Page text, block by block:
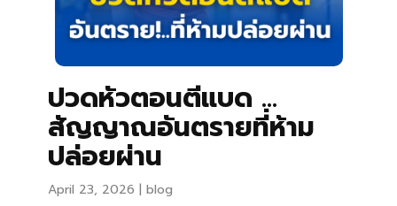
ปวดหัวตอนตีแบด …
สัญญาณอันตรายที่ห้าม
ปล่อยผ่าน
April 23, 2026
blog